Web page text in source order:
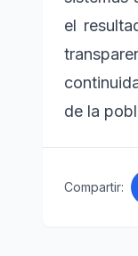
el
de la
Compartir: